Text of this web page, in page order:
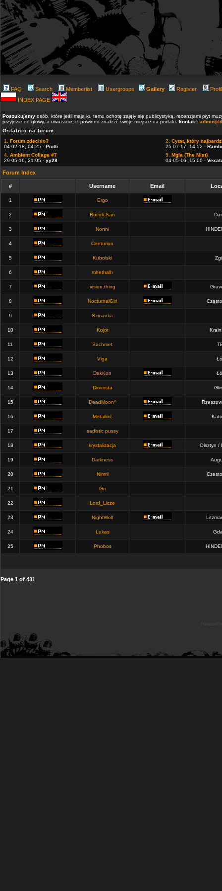
FAQ Search Memberlist Usergroups Gallery Register
INDEX PAGE
Poszukujemy osób, które jeśli mają ku temu ochotę zajęły się publicystyką, recenzjami płyt
przyjdzie do głowy, a uważacie, iż powinno znaleźć swoje miejsce na portalu. kontakt:
Ostatnio na forum
1. Forum zdechło?
04-02-18, 04:25 - Piottr
2. Cytat, który
25-07-17, 14:52 -
4. Ambient Collage #7
29-05-16, 21:05 - yy28
5. Mgla (The Mist)
04-05-16, 15:00 -
Forum Index
# Username Email
1 Ergo
2 Rucok-San
3 Nonni
4 Centurion
5 Kubolski
6 mhethalh
7 vision.thing
8 NocturnalGirl
9 Szmanka
10 Kojot
11 Sachmet
12 Viga
13 DakKon
14 Dimrosta
15 DeadMoon^
16 Metallixc
17 sadistic pussy
18 krystalizacja Olsztyn /
19 Darkness
20 Nimril
21 Grr
22 Lord_Licze
23 NightWolf
24 Lukas
25 Phobos
Page 1 of 431